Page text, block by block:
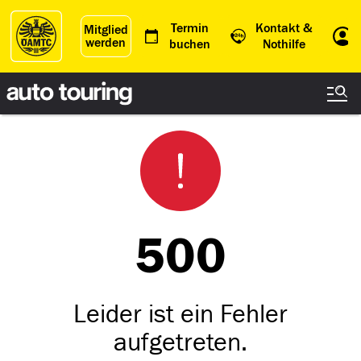
Mitglied
werden
Termin
buchen
Kontakt &
Nothilfe
500
Leider ist ein Fehler
aufgetreten.